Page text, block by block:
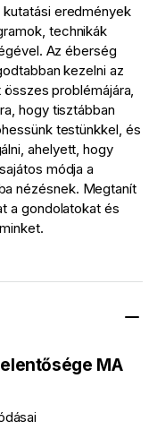
eredmények
technikák
Az éberség
kezelni az
problémájára,
hogy tisztábban
testünkkel, és
ahelyett, hogy
módja a
nézésnek. Megtanít
a gondolatokat és
MA